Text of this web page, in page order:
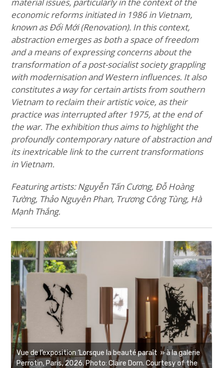
economic reforms initiated in 1986 in Vietnam,
known as Đổi Mới (Renovation). In this context,
abstraction emerges as both a space of freedom
and a means of expressing concerns about the
transformation of a post-socialist society grappling
with modernisation and Western influences. It also
constitutes a way for certain artists from southern
Vietnam to reclaim their artistic voice, as their
practice was interrupted after 1975, at the end of
the war. The exhibition thus aims to highlight the
profoundly contemporary nature of abstraction and
its inextricable link to the current transformations
in Vietnam.
Featuring artists: Nguyễn Tấn Cương, Đỗ Hoàng
Tường, Thảo Nguyên Phan, Trương Công Tùng, Hà
Mạnh Thắng.
Vue de l’exposition ‘Lorsque la beauté paraît » à la galerie
Perrotin, Paris, 2026. Photo: Claire Dorn. Courtesy of the